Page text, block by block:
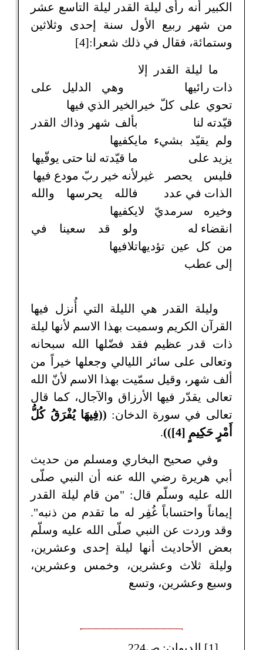
الكبير أنه رأى ليلة القدر ليلة التاسع عشر
من شهر ربيع الأول سنة إحدى وثلاثين
وستمائة، فقال في ذلك شعرا:[4]
ما ليلة القدر إلا
ذات رائيها
تحوي على كلّ خير
قيّدته لنا
ولم يقيّد بشيء ما
يزيد على
فليس يحصر غير
الذات في عدد
وخيره سرمديّ لا
انقضاء له
من كل عين تؤديها
إلى عطب
وهي الدليل على
الخير الذي فيها
بألف شهر وذاك القدر
يكفيها
ما قيّدته لنا حتى يوفّيها
لأنه خير ربّ مودع فيها
فالله يحرسها والله
يكفيها
ولو قد سعينا في
تلافيها
وليلة القدر هي الليلة التي أُنزل فيها
القرآن الكريم وسميت بهذا الاسم لأنها ليلة
ذات قدر عظيم فقد فضّلها الله سبحانه
وتعالى على سائر الليالي وجعلها خيراً من
ألف شهر، وقيل سمّيت بهذا الاسم لأنّ الله
تعالى يقدّر فيها الأرزاق والآجال، كما قال
تعالى في سورة الدخان: ((فِيهَا يُفْرَقُ كُلُّ
أَمْرٍ حَكِيمٍ [4]))
.
وفي صحيح البخاري ومسلم من حديث
أبي هريرة رضي الله عنه أن النبي صلّى
الله عليه وسلّم قال: "من قام ليلة القدر
إيماناً واحتساباً غُفِر له ما تقدم من ذنبه".
وقد وردت عن النبي صلّى الله عليه وسلّم
بعض الأحاديث أنها ليلة إحدى وعشرين،
وليلة ثلاث وعشرين، وخمس وعشرين،
وسبع وعشرين، وتسع